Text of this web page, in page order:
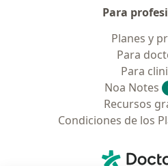
Para
Planes y
Para
Para
Noa Notes
Recursos
Condiciones de los